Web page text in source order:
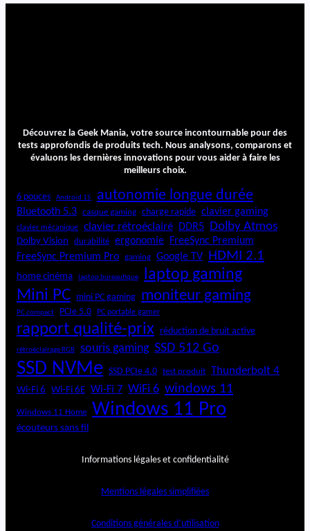
o
Découvrez la Geek Mania, votre source incontournable pour des
tests approfondis de produits tech. Nous analysons, comparons et
évaluons les dernières innovations pour vous aider à faire les
meilleurs choix.
6 pouces Android 15 autonomie longue durée
Bluetooth 5.3 casque gaming charge rapide clavier gaming
clavier mécanique clavier rétroéclairé DDR5 Dolby Atmos
Dolby Vision durabilité ergonomie
FreeSync Premium
FreeSync Premium Pro
gaming Google TV HDMI 2.1
home cinéma laptop bureautique laptop gaming
Mini PC mini PC gaming moniteur gaming
PC compact PCIe 5.0 PC portable gamer
rapport qualité-prix réduction de bruit active
rétroéclairage RGB souris gaming SSD 512 Go
SSD NVMe SSD PCIe 4.0 test produit Thunderbolt 4
Wi-Fi 6 Wi-Fi 6E Wi-Fi 7 WiFi 6 windows 11
Windows 11 Home Windows 11 Pro
écouteurs sans fil
Informations légales et confidentialité
Mentions légales simplifiées
Conditions générales d’utilisation